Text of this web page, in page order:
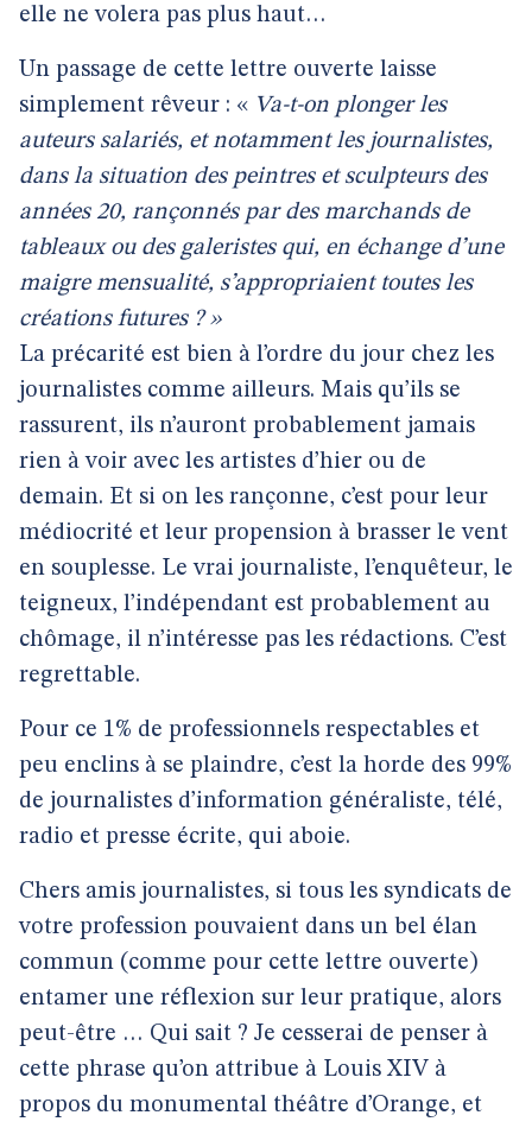
elle ne volera pas plus haut…
Un passage de cette lettre ouverte laisse
simplement rêveur : « Va-t-on plonger les
auteurs salariés, et notamment les journalistes,
dans la situation des peintres et sculpteurs des
années 20, rançonnés par des marchands de
tableaux ou des galeristes qui, en échange d’une
maigre mensualité, s’appropriaient toutes les
créations futures ? »
La précarité est bien à l’ordre du jour chez les
journalistes comme ailleurs. Mais qu’ils se
rassurent, ils n’auront probablement jamais
rien à voir avec les artistes d’hier ou de
demain. Et si on les rançonne, c’est pour leur
médiocrité et leur propension à brasser le vent
en souplesse. Le vrai journaliste, l’enquêteur, le
teigneux, l’indépendant est probablement au
chômage, il n’intéresse pas les rédactions. C’est
regrettable.
Pour ce 1% de professionnels respectables et
peu enclins à se plaindre, c’est la horde des 99%
de journalistes d’information généraliste, télé,
radio et presse écrite, qui aboie.
Chers amis journalistes, si tous les syndicats de
votre profession pouvaient dans un bel élan
commun (comme pour cette lettre ouverte)
entamer une réflexion sur leur pratique, alors
peut-être … Qui sait ? Je cesserai de penser à
cette phrase qu’on attribue à Louis XIV à
propos du monumental théâtre d’Orange, et